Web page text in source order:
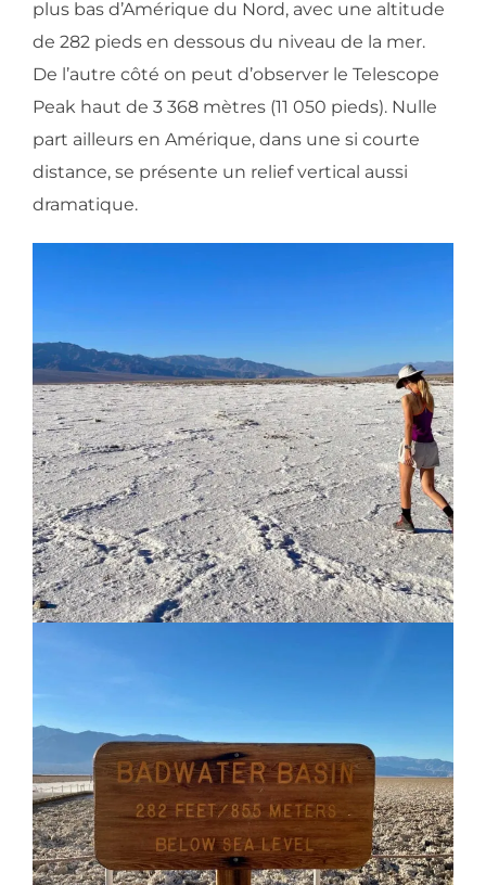
plus bas d’Amérique du Nord, avec une altitude
de 282 pieds en dessous du niveau de la mer.
De l’autre côté on peut d’observer le Telescope
Peak haut de 3 368 mètres (11 050 pieds). Nulle
part ailleurs en Amérique, dans une si courte
distance, se présente un relief vertical aussi
dramatique.